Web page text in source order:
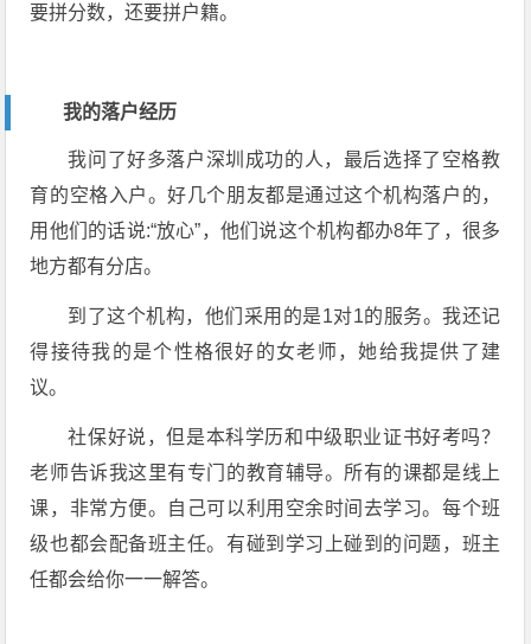
要拼分数，还要拼户籍。
我的落户经历
我问了好多落户深圳成功的人，最后选择了空格教
育的空格入户。好几个朋友都是通过这个机构落户的，
用他们的话说:“放心”，他们说这个机构都办8年了，很多
地方都有分店。
到了这个机构，他们采用的是1对1的服务。我还记
得接待我的是个性格很好的女老师，她给我提供了建
议。
社保好说，但是本科学历和中级职业证书好考吗？
老师告诉我这里有专门的教育辅导。所有的课都是线上
课，非常方便。自己可以利用空余时间去学习。每个班
级也都会配备班主任。有碰到学习上碰到的问题，班主
任都会给你一一解答。